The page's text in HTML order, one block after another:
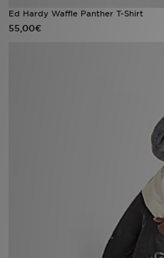
Ed Hardy Waffle Panther T-Shirt
55,00€
ESTADO DO TEU PEDIDO